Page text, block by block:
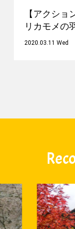
【アクシ
リカモメの
2020.03.11 Wed